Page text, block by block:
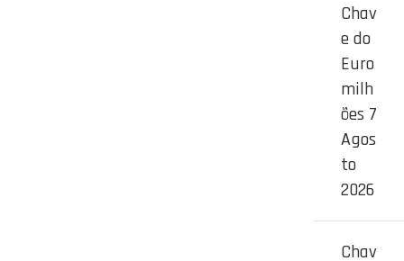
Chav
e do
Euro
milh
ões 7
Agos
to
2026
Chav